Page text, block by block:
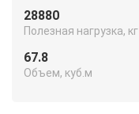
28880
Полезная нагрузка, кг
67.8
Объем, куб.м